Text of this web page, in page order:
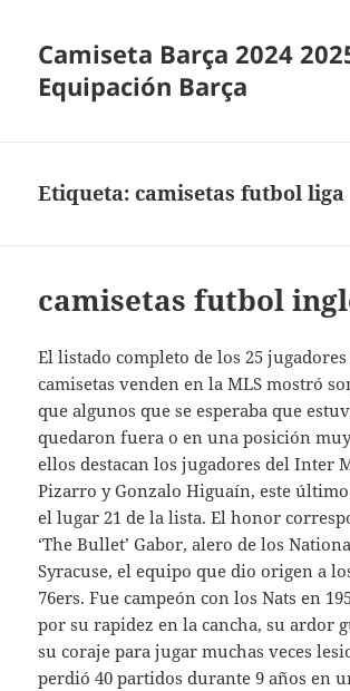
Camiseta Barça 2024
Equipación Barça
Etiqueta:camisetas futbol liga
camisetas futbol
El listado completo de los 25 jugadores
camisetas venden en la MLS mostró
que algunos que se esperaba que
quedaron fuera o en una posición
ellos destacan los jugadores del Inter
Pizarro y Gonzalo Higuaín, este
el lugar 21 de la lista. El honor
‘The Bullet’ Gabor, alero de los
Syracuse, el equipo que dio origen a
76ers. Fue campeón con los Nats en
por su rapidez en la cancha, su ardor
su coraje para jugar muchas veces
perdió 40 partidos durante 9 años en